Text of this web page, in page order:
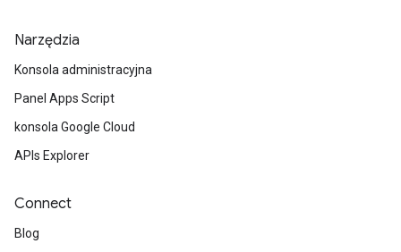
Narzędzia
Konsola administracyjna
Panel Apps Script
konsola Google Cloud
APIs Explorer
Connect
Blog